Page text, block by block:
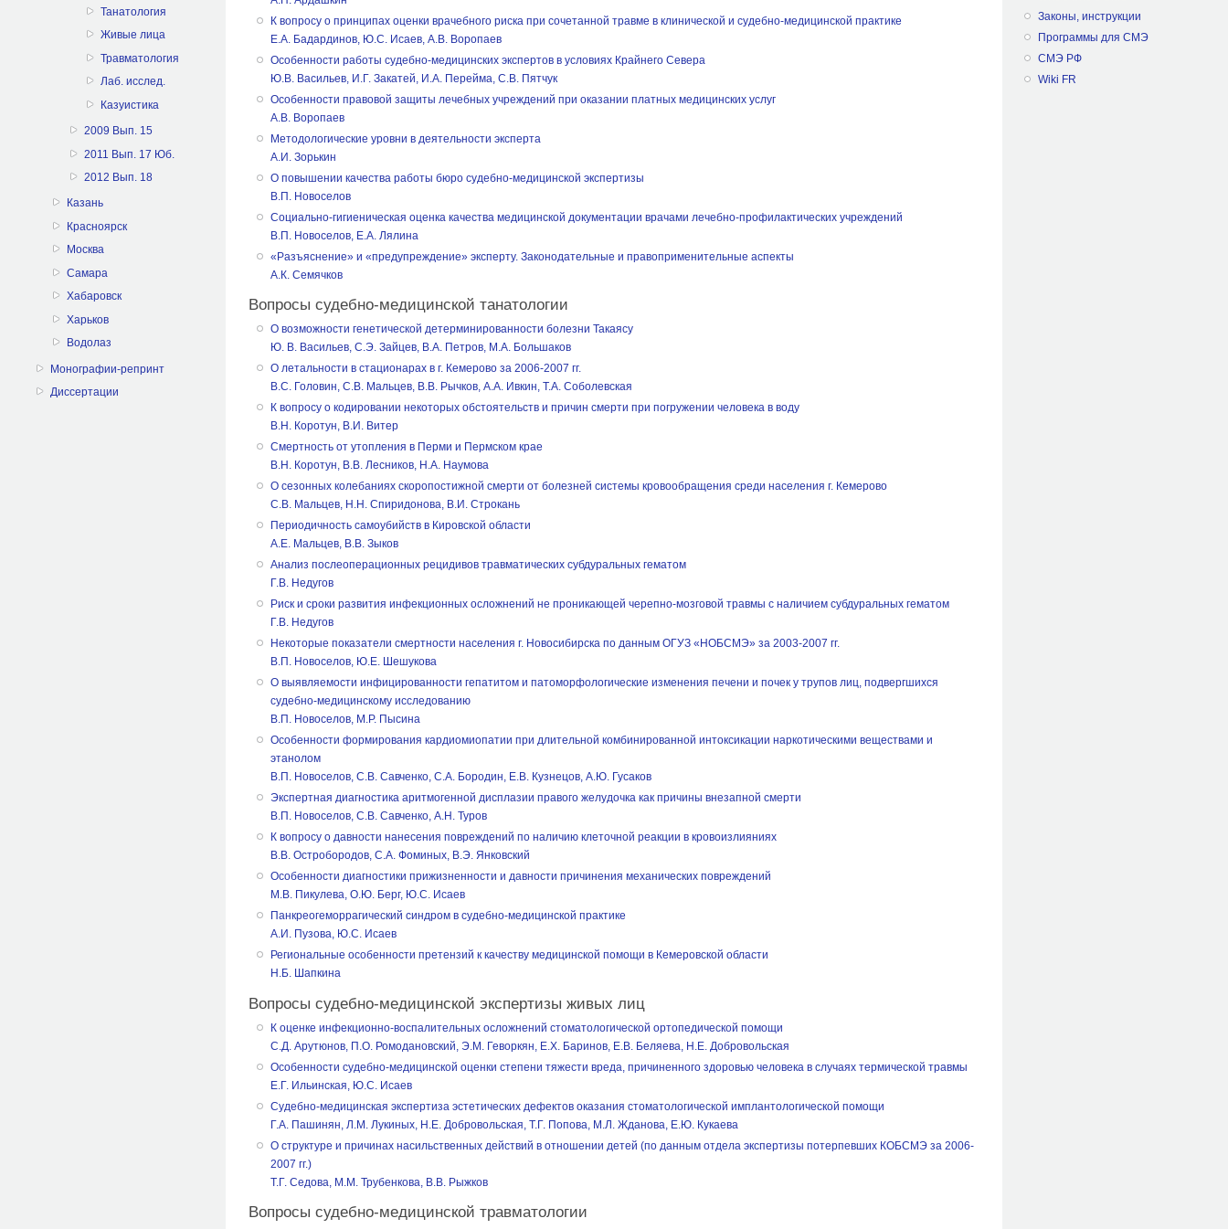
Танатология
Живые лица
Травматология
Лаб. исслед.
Казуистика
2009 Вып. 15
2011 Вып. 17 Юб.
2012 Вып. 18
Казань
Красноярск
Москва
Самара
Хабаровск
Харьков
Водолаз
Монографии-репринт
Диссертации
К вопросу о принципах оценки врачебного риска при сочетанной травме в клинической и судебно-медицинской практике
Е.А. Бадардинов, Ю.С. Исаев, А.В. Воропаев
Особенности работы судебно-медицинских экспертов в условиях Крайнего Севера
Ю.В. Васильев, И.Г. Закатей, И.А. Перейма, С.В. Пятчук
Особенности правовой защиты лечебных учреждений при оказании платных медицинских услуг
А.В. Воропаев
Методологические уровни в деятельности эксперта
А.И. Зорькин
О повышении качества работы бюро судебно-медицинской экспертизы
В.П. Новоселов
Социально-гигиеническая оценка качества медицинской документации врачами лечебно-профилактических учреждений
В.П. Новоселов, Е.А. Лялина
«Разъяснение» и «предупреждение» эксперту. Законодательные и правоприменительные аспекты
А.К. Семячков
Вопросы судебно-медицинской танатологии
О возможности генетической детерминированности болезни Такаясу
Ю. В. Васильев, С.Э. Зайцев, В.А. Петров, М.А. Большаков
О летальности в стационарах в г. Кемерово за 2006-2007 гг.
В.С. Головин, С.В. Мальцев, В.В. Рычков, А.А. Ивкин, Т.А. Соболевская
К вопросу о кодировании некоторых обстоятельств и причин смерти при погружении человека в воду
В.Н. Коротун, В.И. Витер
Смертность от утопления в Перми и Пермском крае
В.Н. Коротун, В.В. Лесников, Н.А. Наумова
О сезонных колебаниях скоропостижной смерти от болезней системы кровообращения среди населения г. Кемерово
С.В. Мальцев, Н.Н. Спиридонова, В.И. Строкань
Периодичность самоубийств в Кировской области
А.Е. Мальцев, В.В. Зыков
Анализ послеоперационных рецидивов травматических субдуральных гематом
Г.В. Недугов
Риск и сроки развития инфекционных осложнений не проникающей черепно-мозговой травмы с наличием субдуральных гематом
Г.В. Недугов
Некоторые показатели смертности населения г. Новосибирска по данным ОГУЗ «НОБСМЭ» за 2003-2007 гг.
В.П. Новоселов, Ю.Е. Шешукова
О выявляемости инфицированности гепатитом и патоморфологические изменения печени и почек у трупов лиц, подвергшихся
судебно-медицинскому исследованию
В.П. Новоселов, М.Р. Пысина
Особенности формирования кардиомиопатии при длительной комбинированной интоксикации наркотическими веществами и
этанолом
В.П. Новоселов, С.В. Савченко, С.А. Бородин, Е.В. Кузнецов, А.Ю. Гусаков
Экспертная диагностика аритмогенной дисплазии правого желудочка как причины внезапной смерти
В.П. Новоселов, С.В. Савченко, А.Н. Туров
К вопросу о давности нанесения повреждений по наличию клеточной реакции в кровоизлияниях
В.В. Остробородов, С.А. Фоминых, В.Э. Янковский
Особенности диагностики прижизненности и давности причинения механических повреждений
М.В. Пикулева, О.Ю. Берг, Ю.С. Исаев
Панкреогеморрагический синдром в судебно-медицинской практике
А.И. Пузова, Ю.С. Исаев
Региональные особенности претензий к качеству медицинской помощи в Кемеровской области
Н.Б. Шапкина
Вопросы судебно-медицинской экспертизы живых лиц
К оценке инфекционно-воспалительных осложнений стоматологической ортопедической помощи
С.Д. Арутюнов, П.О. Ромодановский, Э.М. Геворкян, Е.Х. Баринов, Е.В. Беляева, Н.Е. Добровольская
Особенности судебно-медицинской оценки степени тяжести вреда, причиненного здоровью человека в случаях термической травмы
Е.Г. Ильинская, Ю.С. Исаев
Судебно-медицинская экспертиза эстетических дефектов оказания стоматологической имплантологической помощи
Г.А. Пашинян, Л.М. Лукиных, Н.Е. Добровольская, Т.Г. Попова, М.Л. Жданова, Е.Ю. Кукаева
О структуре и причинах насильственных действий в отношении детей (по данным отдела экспертизы потерпевших КОБСМЭ за 2006-
2007 гг.)
Т.Г. Седова, М.М. Трубенкова, В.В. Рыжков
Вопросы судебно-медицинской травматологии
Законы, инструкции
Программы для СМЭ
СМЭ РФ
Wiki FR